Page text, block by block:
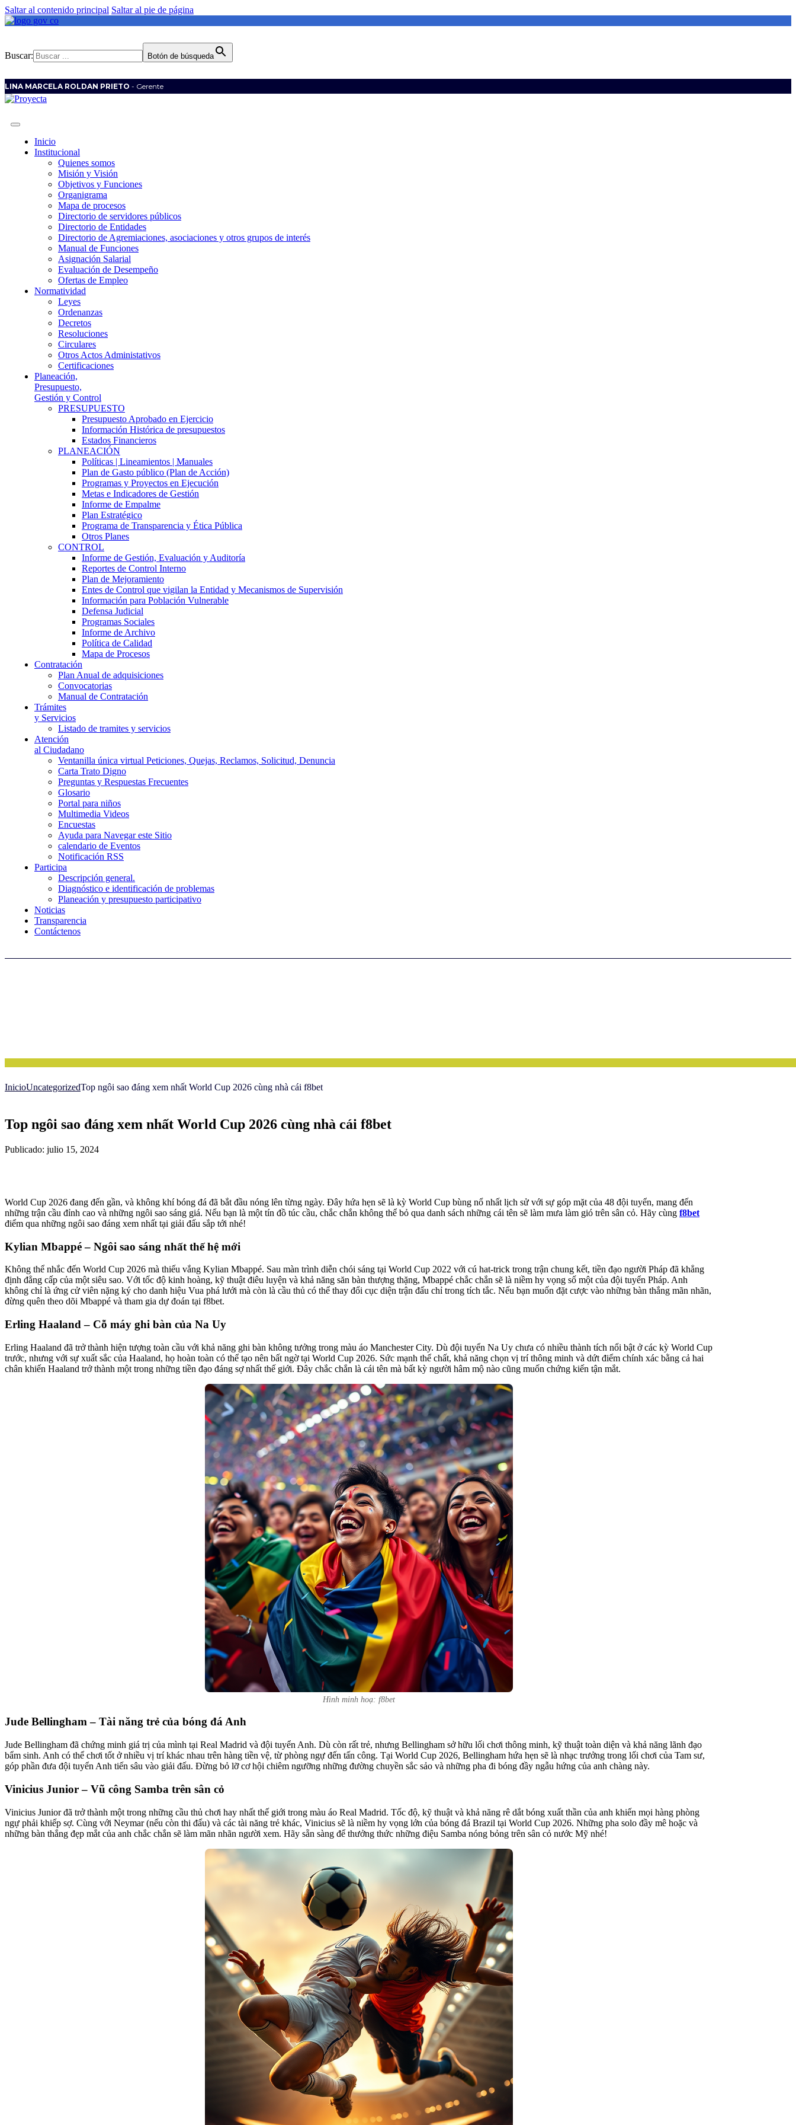
Saltar al contenido principal Saltar al pie de página
Buscar: Botón de búsqueda
LINA MARCELA ROLDAN PRIETO - Gerente
Inicio
Institucional
Quienes somos
Misión y Visión
Objetivos y Funciones
Organigrama
Mapa de procesos
Directorio de servidores públicos
Directorio de Entidades
Directorio de Agremiaciones, asociaciones y otros grupos de interés
Manual de Funciones
Asignación Salarial
Evaluación de Desempeño
Ofertas de Empleo
Normatividad
Leyes
Ordenanzas
Decretos
Resoluciones
Circulares
Otros Actos Administativos
Certificaciones
Planeación,
Presupuesto,
Gestión y Control
PRESUPUESTO
Presupuesto Aprobado en Ejercicio
Información Histórica de presupuestos
Estados Financieros
PLANEACIÓN
Políticas | Lineamientos | Manuales
Plan de Gasto público (Plan de Acción)
Programas y Proyectos en Ejecución
Metas e Indicadores de Gestión
Informe de Empalme
Plan Estratégico
Programa de Transparencia y Ética Pública
Otros Planes
CONTROL
Informe de Gestión, Evaluación y Auditoría
Reportes de Control Interno
Plan de Mejoramiento
Entes de Control que vigilan la Entidad y Mecanismos de Supervisión
Información para Población Vulnerable
Defensa Judicial
Programas Sociales
Informe de Archivo
Política de Calidad
Mapa de Procesos
Contratación
Plan Anual de adquisiciones
Convocatorias
Manual de Contratación
Trámites
y Servicios
Listado de tramites y servicios
Atención
al Ciudadano
Ventanilla única virtual Peticiones, Quejas, Reclamos, Solicitud, Denuncia
Carta Trato Digno
Preguntas y Respuestas Frecuentes
Glosario
Portal para niños
Multimedia Videos
Encuestas
Ayuda para Navegar este Sitio
calendario de Eventos
Notificación RSS
Participa
Descripción general.
Diagnóstico e identificación de problemas
Planeación y presupuesto participativo
Noticias
Transparencia
Contáctenos
InicioUncategorizedTop ngôi sao đáng xem nhất World Cup 2026 cùng nhà cái f8bet
Top ngôi sao đáng xem nhất World Cup 2026 cùng nhà cái f8bet
Publicado: julio 15, 2024
World Cup 2026 đang đến gần, và không khí bóng đá đã bắt đầu nóng lên từng ngày. Đây hứa hẹn sẽ là kỳ World Cup bùng nổ nhất lịch sử với sự góp mặt của 48 đội tuyển, mang đến
những trận cầu đỉnh cao và những ngôi sao sáng giá. Nếu bạn là một tín đồ túc cầu, chắc chắn không thể bỏ qua danh sách những cái tên sẽ làm mưa làm gió trên sân cỏ. Hãy cùng f8bet
điểm qua những ngôi sao đáng xem nhất tại giải đấu sắp tới nhé!
Kylian Mbappé – Ngôi sao sáng nhất thế hệ mới
Không thể nhắc đến World Cup 2026 mà thiếu vắng Kylian Mbappé. Sau màn trình diễn chói sáng tại World Cup 2022 với cú hat-trick trong trận chung kết, tiền đạo người Pháp đã khẳng
định đẳng cấp của một siêu sao. Với tốc độ kinh hoàng, kỹ thuật điêu luyện và khả năng săn bàn thượng thặng, Mbappé chắc chắn sẽ là niềm hy vọng số một của đội tuyển Pháp. Anh
không chỉ là ứng cử viên nặng ký cho danh hiệu Vua phá lưới mà còn là cầu thủ có thể thay đổi cục diện trận đấu chỉ trong tích tắc. Nếu bạn muốn đặt cược vào những bàn thắng mãn nhãn,
đừng quên theo dõi Mbappé và tham gia dự đoán tại f8bet.
Erling Haaland – Cỗ máy ghi bàn của Na Uy
Erling Haaland đã trở thành hiện tượng toàn cầu với khả năng ghi bàn không tưởng trong màu áo Manchester City. Dù đội tuyển Na Uy chưa có nhiều thành tích nổi bật ở các kỳ World Cup
trước, nhưng với sự xuất sắc của Haaland, họ hoàn toàn có thể tạo nên bất ngờ tại World Cup 2026. Sức mạnh thể chất, khả năng chọn vị trí thông minh và dứt điểm chính xác bằng cả hai
chân khiến Haaland trở thành một trong những tiền đạo đáng sợ nhất thế giới. Đây chắc chắn là cái tên mà bất kỳ người hâm mộ nào cũng muốn chứng kiến tận mắt.
Hình minh hoạ: f8bet
Jude Bellingham – Tài năng trẻ của bóng đá Anh
Jude Bellingham đã chứng minh giá trị của mình tại Real Madrid và đội tuyển Anh. Dù còn rất trẻ, nhưng Bellingham sở hữu lối chơi thông minh, kỹ thuật toàn diện và khả năng lãnh đạo
bẩm sinh. Anh có thể chơi tốt ở nhiều vị trí khác nhau trên hàng tiền vệ, từ phòng ngự đến tấn công. Tại World Cup 2026, Bellingham hứa hẹn sẽ là nhạc trưởng trong lối chơi của Tam sư,
góp phần đưa đội tuyển Anh tiến sâu vào giải đấu. Đừng bỏ lỡ cơ hội chiêm ngưỡng những đường chuyền sắc sảo và những pha đi bóng đầy ngẫu hứng của anh chàng này.
Vinicius Junior – Vũ công Samba trên sân cỏ
Vinicius Junior đã trở thành một trong những cầu thủ chơi hay nhất thế giới trong màu áo Real Madrid. Tốc độ, kỹ thuật và khả năng rê dắt bóng xuất thần của anh khiến mọi hàng phòng
ngự phải khiếp sợ. Cùng với Neymar (nếu còn thi đấu) và các tài năng trẻ khác, Vinicius sẽ là niềm hy vọng lớn của bóng đá Brazil tại World Cup 2026. Những pha solo đầy mê hoặc và
những bàn thắng đẹp mắt của anh chắc chắn sẽ làm mãn nhãn người xem. Hãy sẵn sàng để thưởng thức những điệu Samba nóng bỏng trên sân cỏ nước Mỹ nhé!